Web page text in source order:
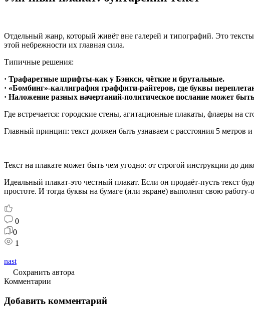
Отдельный жанр, который живёт вне галерей и типографий. Это
этой небрежности их главная сила.
Типичные решения:
· Трафаретные шрифты-как у Бэнкси, чёткие и брутальные.
· «Бомбинг»-каллиграфия граффити-райтеров, где буквы
· Наложение разных начертаний-политическое послание может
Где встречается: городские стены, агитационные плакаты, флаеры на
Главный принцип: текст должен быть узнаваем с расстояния 5 метров
Текст на плакате может быть чем угодно: от строгой инструкции до
Идеальный плакат-это честный плакат. Если он продаёт-пусть текст
простоте. И тогда буквы на бумаге (или экране) выполнят свою
0
0
1
nast
Сохранить автора
Комментарии
Добавить комментарий